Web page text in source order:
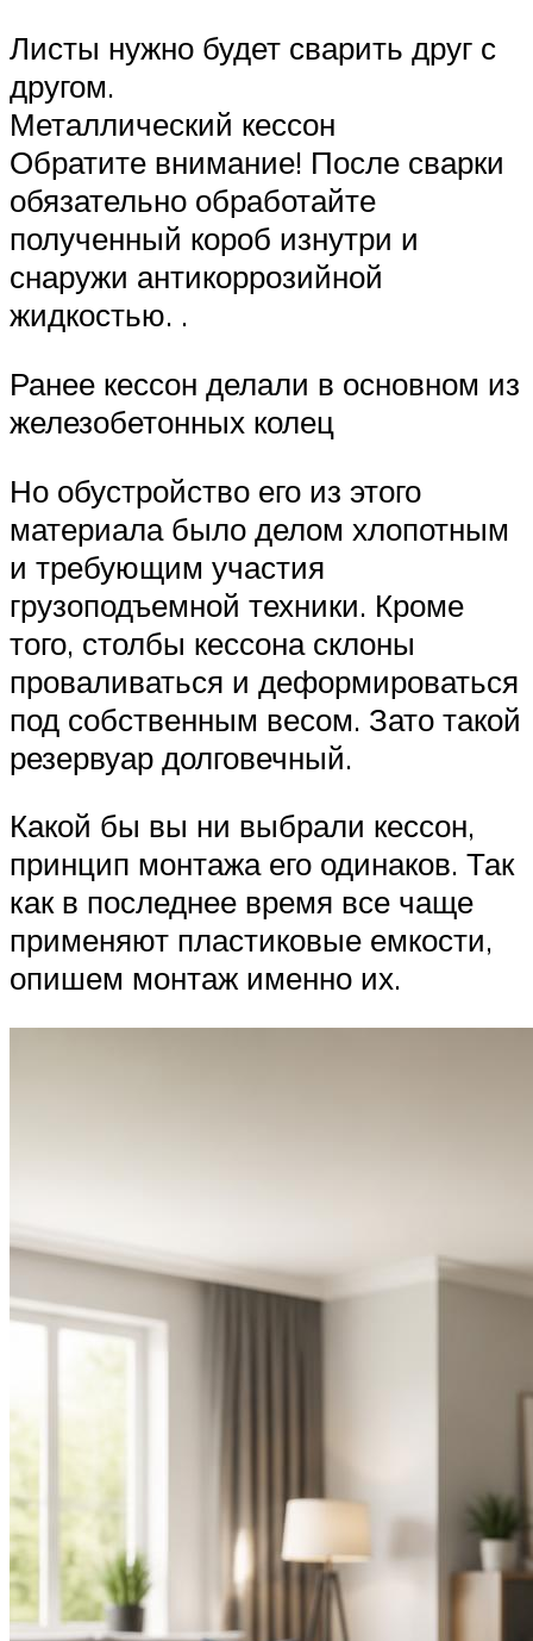
Листы нужно будет сварить друг с
другом.
Металлический кессон
Обратите внимание! После сварки
обязательно обработайте
полученный короб изнутри и
снаружи антикоррозийной
жидкостью. .
Ранее кессон делали в основном из
железобетонных колец
Но обустройство его из этого
материала было делом хлопотным
и требующим участия
грузоподъемной техники. Кроме
того, столбы кессона склоны
проваливаться и деформироваться
под собственным весом. Зато такой
резервуар долговечный.
Какой бы вы ни выбрали кессон,
принцип монтажа его одинаков. Так
как в последнее время все чаще
применяют пластиковые емкости,
опишем монтаж именно их.